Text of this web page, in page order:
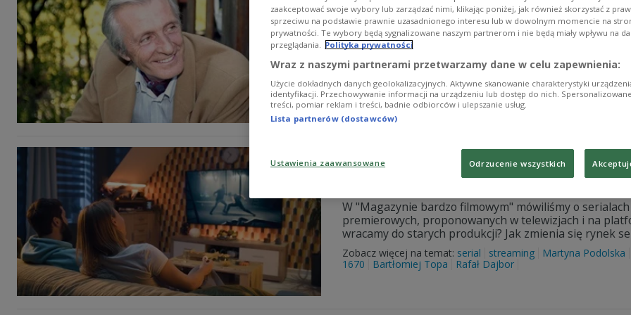
Dokładnie pół wieku temu na ekranach Telewizji
Jerzego Gruzy, który szybko zyskał status kultowego.
Karwowskich. Szybko zyskała ogromną popularność,
małżeństwa zyskali status niekwestionowanych gwiazd.
Zobacz więcej na temat: Trójka Czterdziestolatek
Seriale kiedyś i dziś. Lubimy
W "Magazynie bardzo filmowym" mówiliśmy o
premierowych, proponowanych w telewizjach i na
wracamy do starych produkcji? Jak zmienia się rynek
Zobacz więcej na temat: serial streaming Martyna Podolska
1670
Bartłomiej Topa Rafał Dajbor
zaakceptować swoje wybory lub zarządzać nimi, klikając poniżej, jak również skorzystać z
sprzeciwu na podstawie prawnie uzasadnionego interesu lub w dowolnym momencie na
prywatności. Te wybory będą sygnalizowane naszym partnerom i nie będą miały wpływu na
przeglądania. Polityka prywatności
Wraz z naszymi partnerami przetwarzamy dane w celu zapewnienia:
Użycie dokładnych danych geolokalizacyjnych. Aktywne skanowanie charakterystyki
identyfikacji. Przechowywanie informacji na urządzeniu lub dostęp do nich.
treści, pomiar reklam i treści, badnie odbiorców i ulepszanie usług.
Lista partnerów (dostawców)
Ustawienia zaawansowane Odrzucenie wszystkich